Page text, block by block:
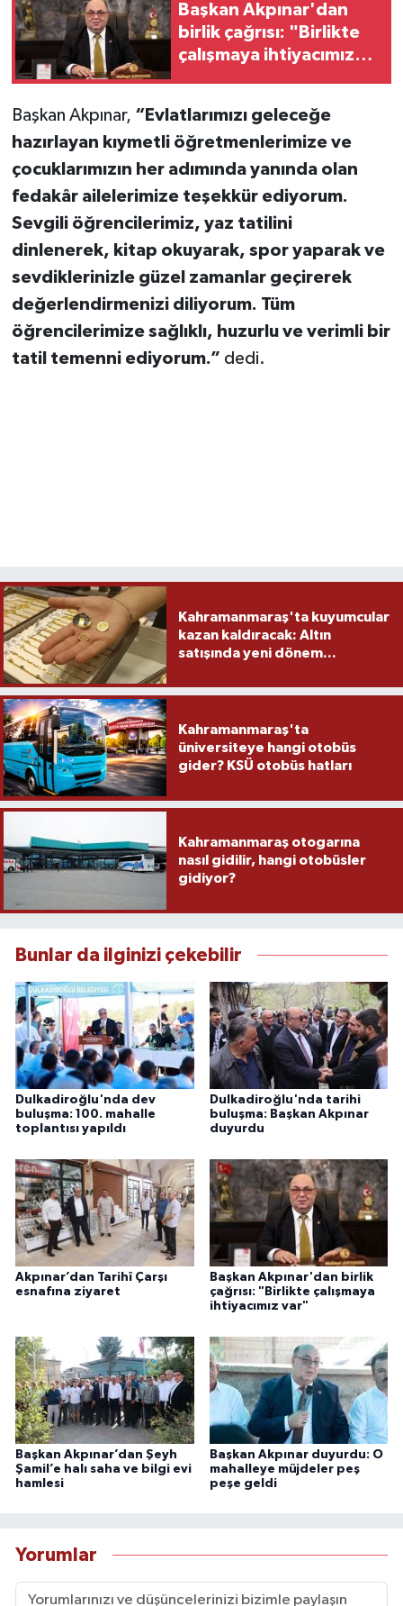
Başkan Akpınar'dan
birlik çağrısı: "Birlikte
çalışmaya ihtiyacımız
Başkan Akpınar, “Evlatlarımızı geleceğe
hazırlayan kıymetli öğretmenlerimize ve
çocuklarımızın her adımında yanında olan
fedakâr ailelerimize teşekkür ediyorum.
Sevgili öğrencilerimiz, yaz tatilini
dinlenerek, kitap okuyarak, spor yaparak ve
sevdiklerinizle güzel zamanlar geçirerek
değerlendirmenizi diliyorum. Tüm
öğrencilerimize sağlıklı, huzurlu ve verimli bir
tatil temenni ediyorum.” dedi.
Kahramanmaraş'ta kuyumcular
kazan kaldıracak: Altın
satışında yeni dönem...
Kahramanmaraş'ta
üniversiteye hangi otobüs
gider? KSÜ otobüs hatları
Kahramanmaraş otogarına
nasıl gidilir, hangi otobüsler
gidiyor?
Bunlar da ilginizi çekebilir
Dulkadiroğlu'nda dev
buluşma: 100. mahalle
toplantısı yapıldı
Dulkadiroğlu'nda tarihi
buluşma: Başkan Akpınar
duyurdu
Akpınar’dan Tarihî Çarşı
esnafına ziyaret
Başkan Akpınar'dan birlik
çağrısı: "Birlikte çalışmaya
ihtiyacımız var"
Başkan Akpınar’dan Şeyh
Şamil’e halı saha ve bilgi evi
hamlesi
Başkan Akpınar duyurdu: O
mahalleye müjdeler peş
peşe geldi
Yorumlar